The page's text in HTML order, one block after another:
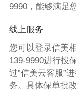
9990，能够满足
线上服务
您可以登录信美
139-9990进行投
过”信美云客服”
务。具体保单批